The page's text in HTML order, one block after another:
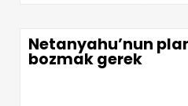
Netanyahu’nun
bozmak gerek